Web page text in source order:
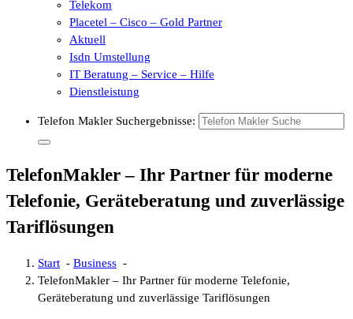
Telekom
Placetel – Cisco – Gold Partner
Aktuell
Isdn Umstellung
IT Beratung – Service – Hilfe
Dienstleistung
Telefon Makler Suchergebnisse:
TelefonMakler – Ihr Partner für moderne
Telefonie, Geräteberatung und zuverlässige
Tariflösungen
Start - Business -
TelefonMakler – Ihr Partner für moderne Telefonie,
Geräteberatung und zuverlässige Tariflösungen